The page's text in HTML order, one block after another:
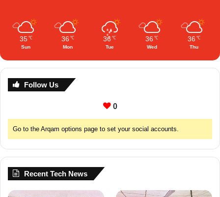
35 ℃
Sun
36 ℃
Mon
36 ℃
Tue
36 ℃
Wed
36 ℃
Thu
Follow Us
0
Go to the Arqam options page to set your social accounts.
Recent Tech News